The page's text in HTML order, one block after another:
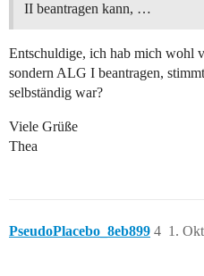
II beantragen kann, …
Entschuldige, ich hab mich wohl
sondern ALG I beantragen,
selbständig war?
Viele Grüße
Thea
PseudoPlacebo_8eb899 1.
4